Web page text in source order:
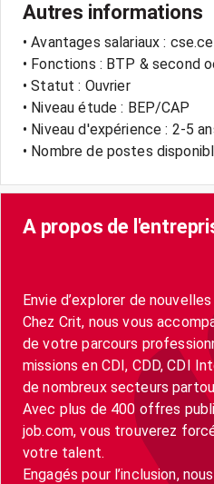
Autres informations
• Avantages salariaux :
• Fonctions : BTP & second
• Statut : Ouvrier
• Niveau étude : BEP/CAP
• Niveau d'expérience : 2-5
• Nombre de postes
A propos de
Envie d’explorer de
Chez Crit, nous vous
de votre parcours
missions en CDI, CDD, CDI
de nombreux secteurs
Avec plus de 400 offres
job.com, vous trouverez
votre talent.
Engagés pour l’inclusion,